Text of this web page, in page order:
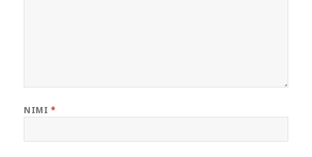
NIMI *